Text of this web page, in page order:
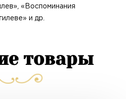
«Воспоминания
и др.
товары